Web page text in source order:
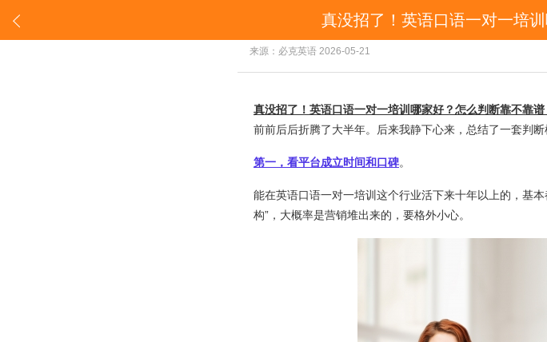
 真没招了！英语口语一对一培
真没招了！英语口语一对一培
来源：必克英语 2026-05-21
真没招了！英语口语一对一培训哪家好？怎么判断靠不靠谱
前前后后折腾了大半年。后来我静下心来，总结了一套判
第一，看平台成立时间和口碑。
能在英语口语一对一培训这个行业活下来十年以上的，基
构”，大概率是营销堆出来的，要格外小心。